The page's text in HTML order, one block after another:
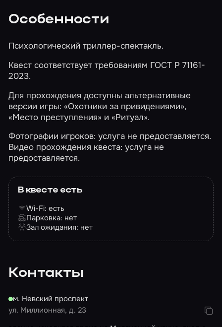
Особенности
Психологический триллер-спектакль.
Квест соответствует требованиям ГОСТ Р 71161-
2023.
Для прохождения доступны альтернативные
версии игры:«Охотники за привидениями»,
«Место преступления» и«Ритуал».
Фотографии игроков: услуга не предоставляется.
Видео прохождения квеста: услуга не
предоставляется.
В квесте есть
Wi-Fi: есть
Парковка: нет
Зал ожидания: нет
Контакты
м. Невский проспект
ул. Миллионная, д. 23